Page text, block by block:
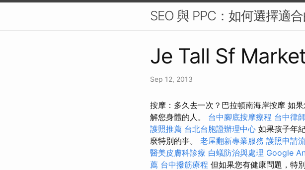
SEO 與 PPC：如何選擇適
Je Tall Sf
Sep 12, 2013
按摩：多久去一次？巴拉頓南海岸按摩 如
解您身體的人。 台中腳底按摩療程 台中律
護照推薦 台北台胞證辦理中心 如果孩子年
麼特別的事。 老屋翻新專業服務 護照申請
醫美皮膚科診療 白蟻防治與處理 Google
薦 台中撥筋療程 但如果您有健康問題，特